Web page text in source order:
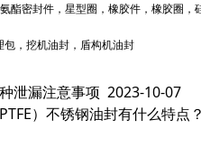
酯密封件，星型圈，橡胶件，橡胶圈
，挖机油封，盾构机油封
泄漏注意事项 2023-10-07
）不锈钢油封有什么特点？